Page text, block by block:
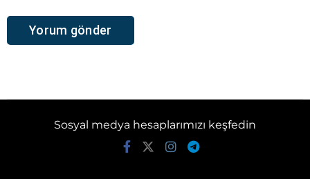
Sosyal medya hesaplarımızı keşfedin